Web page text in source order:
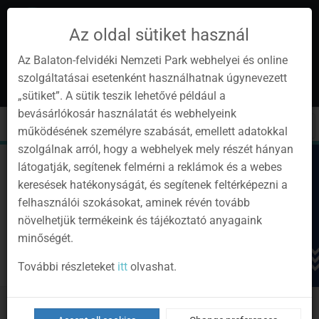
Instagram
YoutubeFacebookProgramok
Newsletter
en
Toggle
cart
Toggle
navigation
Sign
in
Az oldal sütiket használ
Az Balaton-felvidéki Nemzeti Park webhelyei és online
szolgáltatásai esetenként használhatnak úgynevezett
„sütiket”. A sütik teszik lehetővé például a
bevásárlókosár használatát és webhelyeink
működésének személyre szabását, emellett adatokkal
szolgálnak arról, hogy a webhelyek mely részét hányan
látogatják, segítenek felmérni a reklámok és a webes
keresések hatékonyságát, és segítenek feltérképezni a
felhasználói szokásokat, aminek révén tovább
növelhetjük termékeink és tájékoztató anyagaink
minőségét.
További részleteket ittolvashat.